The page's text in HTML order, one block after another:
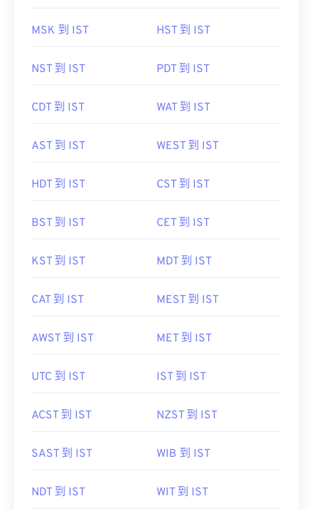
MSK 到 IST HST 到 IST
NST 到 IST PDT 到 IST
CDT 到 IST WAT 到 IST
AST 到 IST WEST 到 IST
HDT 到 IST CST 到 IST
BST 到 IST CET 到 IST
KST 到 IST MDT 到 IST
CAT 到 IST MEST 到 IST
AWST 到 IST MET 到 IST
UTC 到 IST IST 到 IST
ACST 到 IST NZST 到 IST
SAST 到 IST WIB 到 IST
NDT 到 IST WIT 到 IST